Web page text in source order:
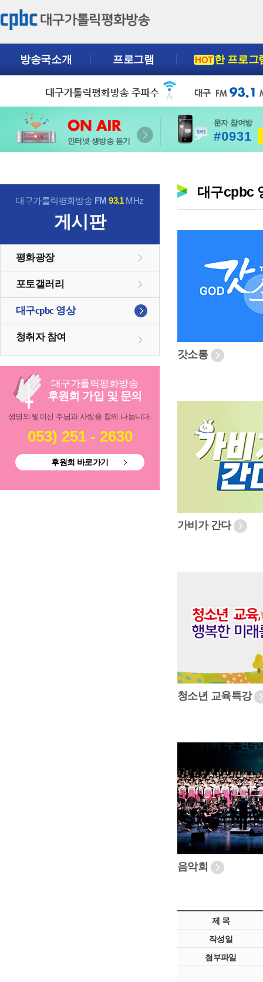
방송국소개 프로그램 HOT한 프로그
인터넷 생방송 듣기
문자 참여방
#0931
대구가톨릭평화방송 FM93.1MHz
게시판
평화광장
포토갤러리
대구cpbc 영상
청취자 참여
대구가톨릭평화방송
후원회 가입 및 문의
생명의 빛이신 주님과 사랑을 함께 나눕니다.
053) 251 - 2630
후원회 바로가기
대구cpbc
갓소통
가비가 간다
청소년 교육특강
음악회
제 목
작성일
첨부파일